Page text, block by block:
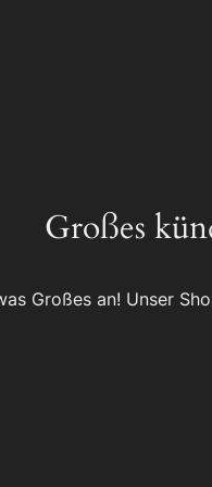
Großes
Großes an! Unser